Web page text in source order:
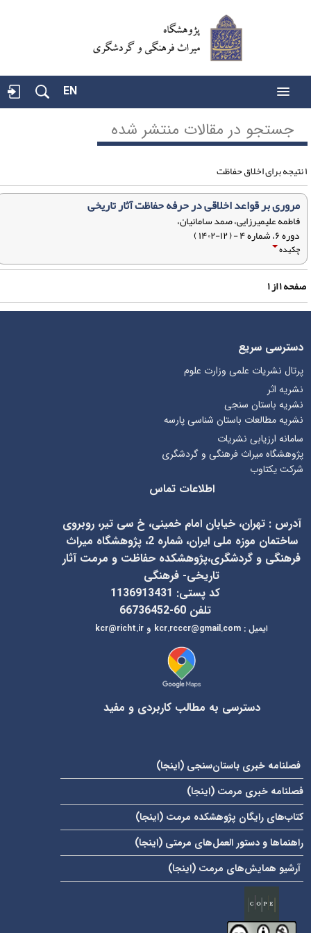
EN
جستجو در مقالات منتشر شده
مروری بر قواعد اخلاقی در حرفه حفاظت آثار تاریخی
فاطمه علیمیرزایی، صمد سامانیان،
دوره ۶، شماره ۴ - ( ۱۲-۱۴۰۲ )
چکیده
۱از۱
دسترسی سریع
پرتال نشریات علمی وزارت علوم
نشریه اثر
نشریه باستان سنجی
نشریه مطالعات باستان شناسی پارسه
سامانه ارزیابی نشریات
پژوهشگاه میراث فرهنگی و گردشگری
شرکت یکتاوب
اطلاعات تماس
آدرس : تهران، خیابان امام خمینی، خ سی تیر، روبروی
ساختمان موزه ملی ایران، شماره 2، پژوهشگاه میراث
فرهنگی و گردشگری،پژوهشکده حفاظت و مرمت آثار
تاریخی- فرهنگی
کد پستی: 1136913431
تلفن 60-66736452
ایمیل:
kcr@richt.ir و kcr.rcccr@gmail.com
دسترسی به مطالب کاربردی و مفید
فصلنامه خبری باستان‌سنجی ( اینجا)
فصلنامه خبری مرمت ( اینجا)
کتاب‌های رایگان پژوهشکده مرمت ( اینجا)
راهنماها و دستور العمل‌های مرمتی ( اینجا)
آرشیو همایش‌های مرمت ( اینجا)